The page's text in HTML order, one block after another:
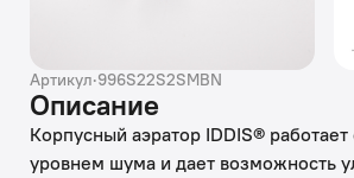
Артикул·996S22S2SMBN
Описание
Корпусный аэратор IDDIS®
уровнем шума и дает возможность